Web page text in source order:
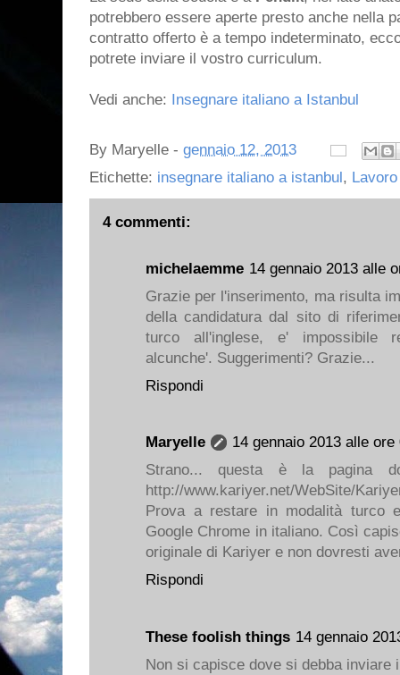
potrebbero essere aperte presto anche nella
contratto offerto è a tempo indeterminato,
potrete inviare il vostro curriculum.
Vedi anche: Insegnare italiano a Istanbul
By Maryelle - gennaio 12, 2013
Etichette: insegnare italiano a istanbul,
4 commenti:
michelaemme 14 gennaio 2013 alle
Grazie per l'inserimento, ma risulta
della candidatura dal sito di
turco all'inglese, e' impossibile
alcunche'. Suggerimenti? Grazie...
Rispondi
Maryelle
14 gennaio 2013 alle ore
Strano... questa è la pagina
http://www.kariyer.net/WebSite/
Prova a restare in modalità turco
Google Chrome in italiano. Così
originale di Kariyer e non dovresti
Rispondi
These foolish things 14 gennaio
Non si capisce dove si debba inviare